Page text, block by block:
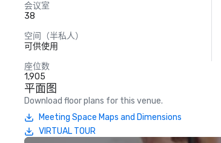
会议室
38
空间（半私人）
可供使用
座位数
1,905
平面图
Download floor plans for this venue.
Meeting Space Maps and Dimensions
VIRTUAL TOUR